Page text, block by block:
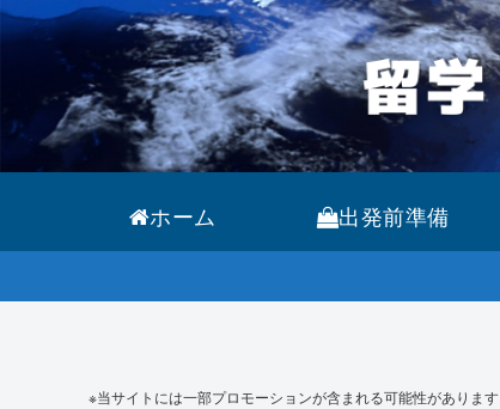
ホーム 出発前準備
※当サイトには一部プロモーションが含まれる可能性があります